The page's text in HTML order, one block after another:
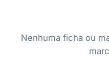
Nenhuma ficha ou